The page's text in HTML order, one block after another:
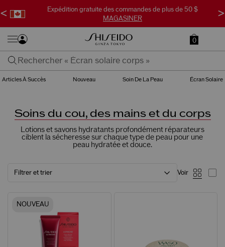
Expédition gratuite des commandes de plus de 50 $
MAGASINER
< >
0
Articles À Succès Nouveau Soin De La Peau Écran Solaire
Soins du cou, des mains et du corps
Lotions et savons hydratants profondément réparateurs
ciblent la sécheresse sur chaque type de peau pour une
peau hydratée et douce.
Filtrer et trier Voir
NOUVEAU